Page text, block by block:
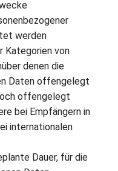
werden
Kategorien von
denen die
Daten offengelegt
offengelegt
bei Empfängern in
internationalen
Dauer, für die